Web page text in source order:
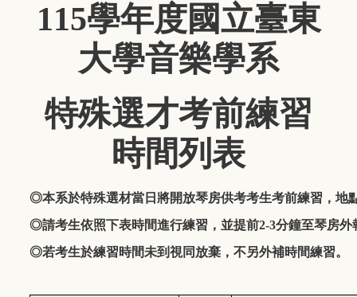
115學年度國立臺東
大學音樂學系
特殊選才考前練習
時間列表
◎本系於特殊選材當日將開放琴房供考考生考前練習，地
◎請考生依照下表時間進行練習，並提前2-3分鐘至琴房外
◎若考生於練習時間未到視同放棄，不另外補時間練習。